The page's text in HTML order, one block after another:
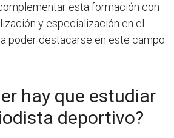
esta formación con
y especialización en el
poder destacarse en este campo
hay que estudiar
deportivo?